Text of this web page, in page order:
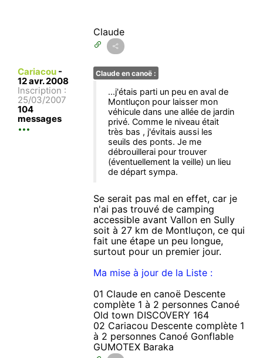
Claude
Cariacou -
12 avr. 2008
Inscription :
25/03/2007
104
messages
Claude en canoë :
...j'étais parti un peu en aval de
Montluçon pour laisser mon
véhicule dans une allée de jardin
privé. Comme le niveau était
très bas , j'évitais aussi les
seuils des ponts. Je me
débrouillerai pour trouver
(éventuellement la veille) un lieu
de départ sympa.
Se serait pas mal en effet, car je
n'ai pas trouvé de camping
accessible avant Vallon en Sully
soit à 27 km de Montluçon, ce qui
fait une étape un peu longue,
surtout pour un premier jour.
Ma mise à jour de la Liste :
01 Claude en canoë Descente
complète 1 à 2 personnes Canoé
Old town DISCOVERY 164
02 Cariacou Descente complète 1
à 2 personnes Canoé Gonflable
GUMOTEX Baraka